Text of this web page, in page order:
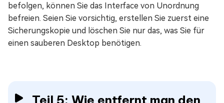
befolgen, können Sie das Interface von Unordnung
befreien. Seien Sie vorsichtig, erstellen Sie zuerst eine
Sicherungskopie und löschen Sie nur das, was Sie für
einen sauberen Desktop benötigen.
Teil 5: Wie entfernt man den